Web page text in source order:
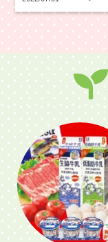
立たせ、薄切りにし
ぎとともに３分程加
り、フライパンにに
分ほど加熱しなじま
る。...